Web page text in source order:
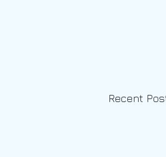
Recent